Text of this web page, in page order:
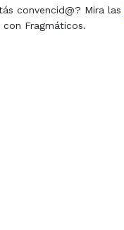
convencid@? Mira las
Fragmáticos.